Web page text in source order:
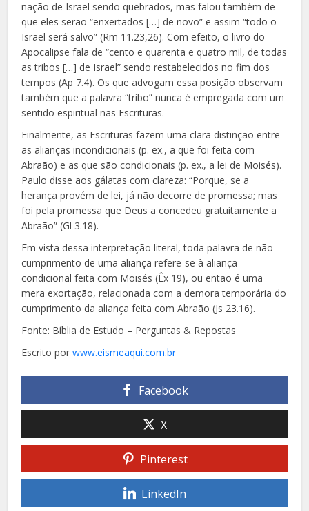
nação de Israel sendo quebrados, mas falou também de
que eles serão “enxertados […] de novo” e assim “todo o
Israel será salvo” (Rm 11.23,26). Com efeito, o livro do
Apocalipse fala de “cento e quarenta e quatro mil, de todas
as tribos […] de Israel” sendo restabelecidos no fim dos
tempos (Ap 7.4). Os que advogam essa posição observam
também que a palavra “tribo” nunca é empregada com um
sentido espiritual nas Escrituras.
Finalmente, as Escrituras fazem uma clara distinção entre
as alianças incondicionais (p. ex., a que foi feita com
Abraão) e as que são condicionais (p. ex., a lei de Moisés).
Paulo disse aos gálatas com clareza: “Porque, se a
herança provém de lei, já não decorre de promessa; mas
foi pela promessa que Deus a concedeu gratuitamente a
Abraão” (Gl 3.18).
Em vista dessa interpretação literal, toda palavra de não
cumprimento de uma aliança refere-se à aliança
condicional feita com Moisés (Êx 19), ou então é uma
mera exortação, relacionada com a demora temporária do
cumprimento da aliança feita com Abraão (Js 23.16).
Fonte: Bíblia de Estudo – Perguntas & Repostas
Escrito porwww.eismeaqui.com.br
Facebook
X
Pinterest
LinkedIn